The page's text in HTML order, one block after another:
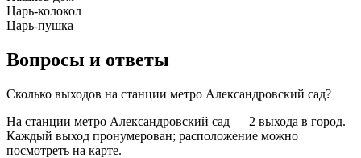
Царь-колокол
Царь-пушка
Вопросы и ответы
Сколько выходов на станции метро Александровский сад?
На станции метро Александровский сад — 2 выхода в город.
Каждый выход пронумерован; расположение можно
посмотреть на карте.